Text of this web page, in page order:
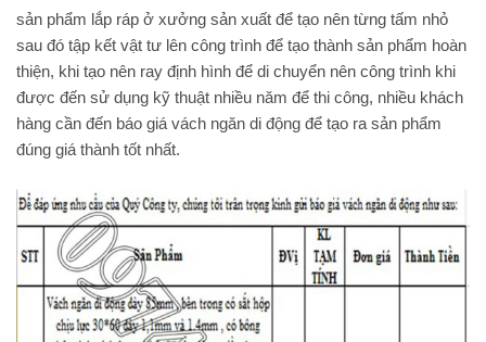
sản phẩm lắp ráp ở xưởng sản xuất để tạo nên từng tấm nhỏ
sau đó tập kết vật tư lên công trình để tạo thành sản phẩm hoàn
thiện, khi tạo nên ray định hình để di chuyển nên công trình khi
được đến sử dụng kỹ thuật nhiều năm để thi công, nhiều khách
hàng cần đến báo giá vách ngăn di động để tạo ra sản phẩm
đúng giá thành tốt nhất.